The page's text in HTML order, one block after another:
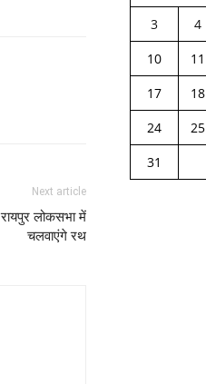
Next article
रायपुर लोकसभा में
चलवाएंगे रथ
3
4
10
11
17
18
24
25
31